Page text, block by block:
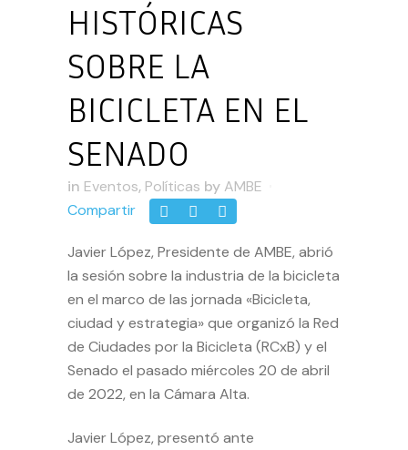
HISTÓRICAS
SOBRE LA
BICICLETA EN EL
SENADO
in Eventos, Políticas by AMBE
Compartir
Javier López, Presidente de AMBE, abrió
la sesión sobre la industria de la bicicleta
en el marco de las jornada «Bicicleta,
ciudad y estrategia» que organizó la Red
de Ciudades por la Bicicleta (RCxB) y el
Senado el pasado miércoles 20 de abril
de 2022, en la Cámara Alta.
Javier López, presentó ante